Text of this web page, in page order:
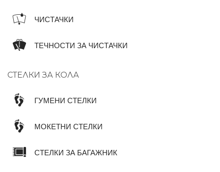
ЧИСТАЧКИ
ТЕЧНОСТИ ЗА ЧИСТАЧКИ
СТЕЛКИ ЗА КОЛА
ГУМЕНИ СТЕЛКИ
МОКЕТНИ СТЕЛКИ
СТЕЛКИ ЗА БАГАЖНИК